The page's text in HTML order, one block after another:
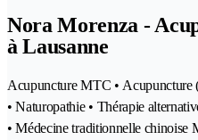
Nora Morenza -
à Lausanne
Acupuncture MTC • Acupuncture
• Naturopathie • Thérapie
• Médecine traditionnelle chinoise